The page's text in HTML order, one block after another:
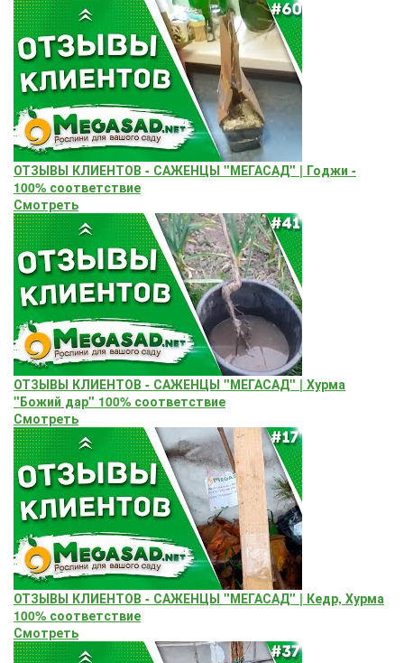
ОТЗЫВЫ КЛИЕНТОВ - САЖЕНЦЫ "МЕГАСАД" | Годжи -
100% соответствие
Смотреть
ОТЗЫВЫ КЛИЕНТОВ - САЖЕНЦЫ "МЕГАСАД" | Хурма
"Божий дар" ​100% соответствие
Смотреть
ОТЗЫВЫ КЛИЕНТОВ - САЖЕНЦЫ "МЕГАСАД" | Кедр, Хурма
100% соответствие
Смотреть